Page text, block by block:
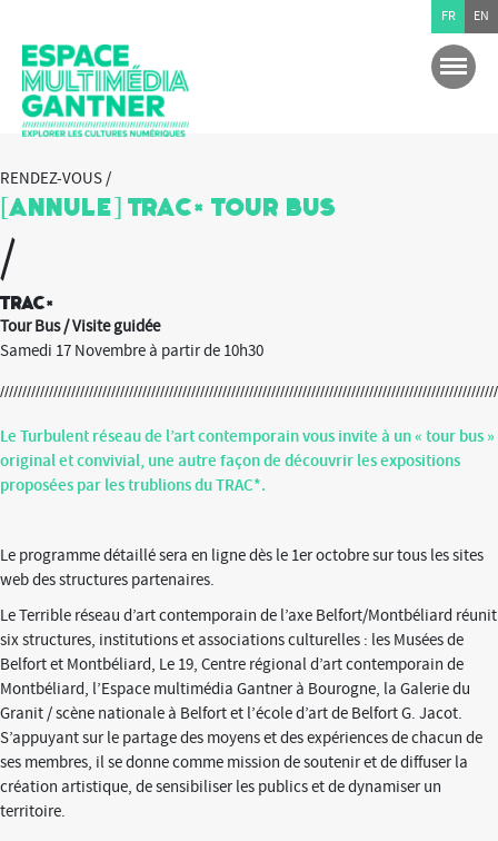
RENDEZ-VOUS /
[ANNULE] TRAC* Tour Bus
/
TRAC*
Tour Bus / Visite guidée
Samedi 17 Novembre à partir de 10h30
Le Turbulent réseau de l’art contemporain vous invite à un « tour bus »
original et convivial, une autre façon de découvrir les expositions
proposées par les trublions du TRAC*.
Le programme détaillé sera en ligne dès le 1eroctobre sur tous les sites
web des structures partenaires.
Le Terrible réseau d’art contemporain de l’axe Belfort/Montbéliard réunit
six structures, institutions et associations culturelles : les Musées de
Belfort et Montbéliard, Le 19, Centre régional d’art contemporain de
Montbéliard, l’Espace multimédia Gantner à Bourogne, la Galerie du
Granit / scène nationale à Belfort et l’école d’art de Belfort G. Jacot.
S’appuyant sur le partage des moyens et des expériences de chacun de
ses membres, il se donne comme mission de soutenir et de diffuser la
création artistique, de sensibiliser les publics et de dynamiser un
territoire.
FR EN